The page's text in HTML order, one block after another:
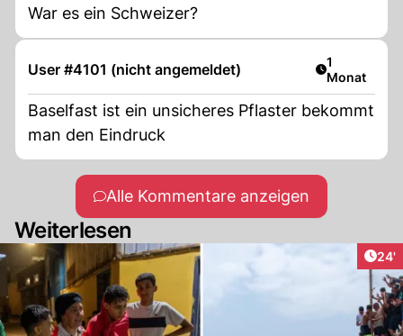
War es ein Schweizer?
User #4101 (nicht angemeldet) Artikel
1
Monat
Baselfast ist ein unsicheres Pflaster bekommt
man den Eindruck
Alle Kommentare anzeigen
Weiterlesen
24'